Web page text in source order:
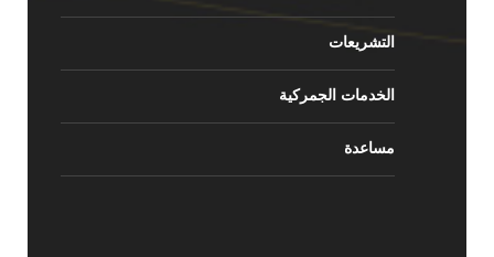
التشريعات
الخدمات الجمركية
مساعدة